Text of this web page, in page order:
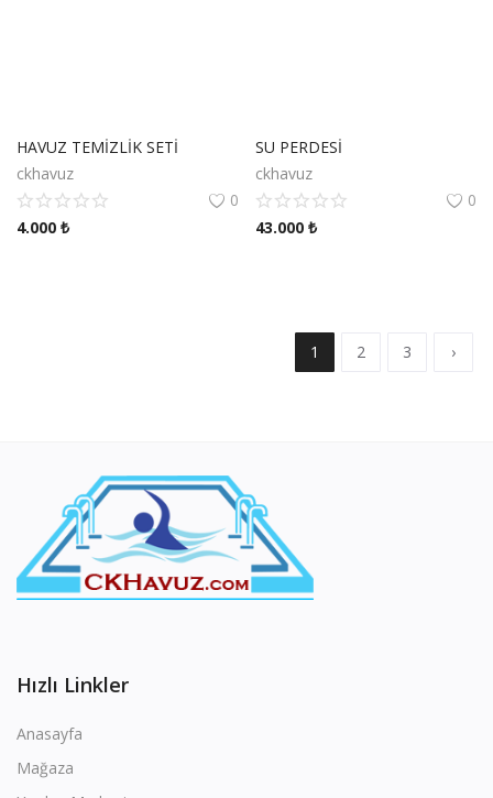
HAVUZ TEMİZLİK SETİ
ckhavuz
0
4.000 ₺
SU PERDESİ
ckhavuz
0
43.000 ₺
1 2 3 ›
Hızlı Linkler
Anasayfa
Mağaza